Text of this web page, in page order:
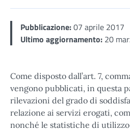
Pubblicazione:07 aprile 2017
Ultimo aggiornamento: 20
Come disposto dall’art. 7,
vengono pubblicati, in questa
rilevazioni del grado di
relazione ai servizi erogati,
nonché le statistiche di utilizzo